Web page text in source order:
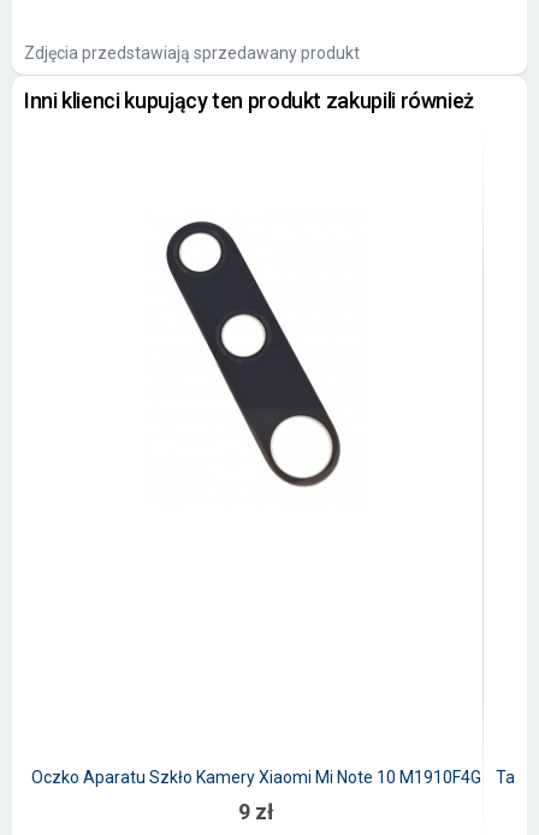
Zdjęcia przedstawiają sprzedawany produkt
Inni klienci kupujący ten produkt zakupili również
Oczko Aparatu Szkło Kamery Xiaomi Mi Note 10 M1910F4G
9 zł